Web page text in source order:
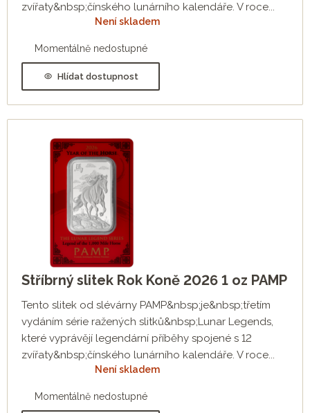
zvířaty&nbsp;čínského lunárního kalendáře. V roce...
Není skladem
Momentálně nedostupné
Hlídat dostupnost
Stříbrný slitek Rok Koně 2026 1 oz PAMP
Tento slitek od slévárny PAMP&nbsp;je&nbsp;třetím
vydáním série ražených slitků&nbsp;Lunar Legends,
které vyprávějí legendární příběhy spojené s 12
zvířaty&nbsp;čínského lunárního kalendáře. V roce...
Není skladem
Momentálně nedostupné